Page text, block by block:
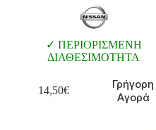
ΠΕΡΙΟΡΙΣΜΕΝΗ
ΔΙΑΘΕΣΙΜΟΤΗΤΑ
14,50€
Γρήγορη
Αγορά